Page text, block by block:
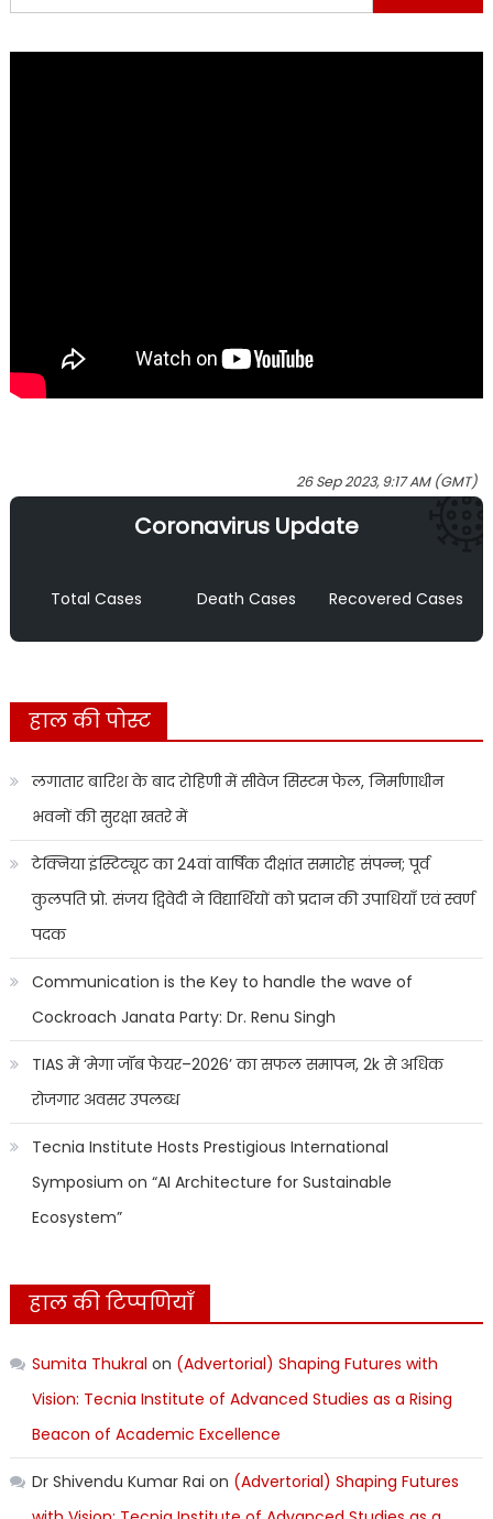
for:
26 Sep 2023, 9:17 AM (GMT)
Coronavirus Update
Total Cases Death Cases Recovered Cases
हाल की पोस्ट
लगातार बारिश के बाद रोहिणी में सीवेज सिस्टम फेल, निर्माणाधीन
भवनों की सुरक्षा खतरे में
टेक्निया इंस्टिट्यूट का 24वां वार्षिक दीक्षांत समारोह संपन्न; पूर्व
कुलपति प्रो. संजय द्विवेदी ने विद्यार्थियों को प्रदान की उपाधियाँ एवं स्वर्ण
पदक
Communication is the Key to handle the wave of
Cockroach Janata Party: Dr. Renu Singh
TIAS में ‘मेगा जॉब फेयर–2026’ का सफल समापन, 2k से अधिक
रोजगार अवसर उपलब्ध
Tecnia Institute Hosts Prestigious International
Symposium on “AI Architecture for Sustainable
Ecosystem”
हाल की टिप्पणियाँ
Sumita Thukral on (Advertorial) Shaping Futures with
Vision: Tecnia Institute of Advanced Studies as a Rising
Beacon of Academic Excellence
Dr Shivendu Kumar Rai on (Advertorial) Shaping Futures